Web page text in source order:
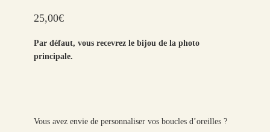
25,00€
Par défaut, vous recevrez le bijou de la photo
principale.
Vous avez envie de personnaliser vos boucles d’oreilles ?